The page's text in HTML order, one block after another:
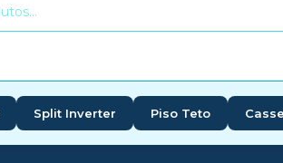
Split Inverter Piso Teto